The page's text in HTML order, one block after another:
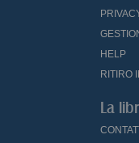
HELP
RITIRO
La